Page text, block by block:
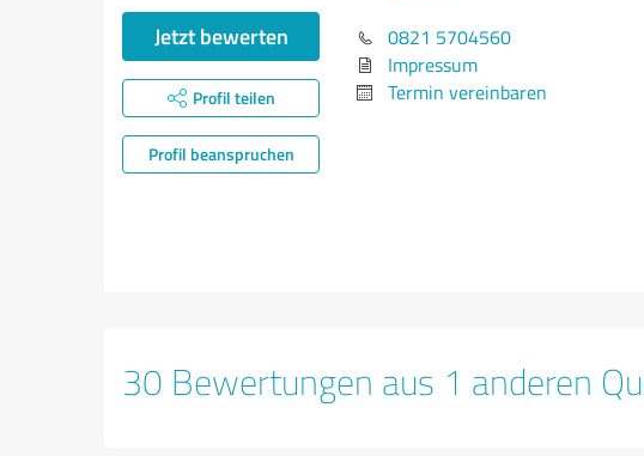
Jetzt bewerten
Profil teilen
Profil beanspruchen
0821 5704560
Impressum
Termin vereinbaren
30 Bewertungen aus 1 anderen